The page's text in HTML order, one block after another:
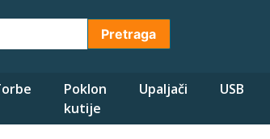
Pretraga
Poklon
kutije
Upaljači USB